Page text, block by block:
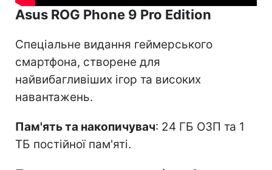
Asus ROG Phone 9 Pro Edition
Спеціальне видання геймерського
смартфона, створене для
найвибагливіших ігор та високих
навантажень.
Пам'ять та накопичувач: 24 ГБ ОЗП та 1
ТБ постійної пам'яті.